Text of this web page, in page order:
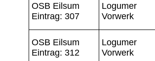
OSB Eilsum
Eintrag: 307
Logumer
Vorwerk
OSB Eilsum
Eintrag: 312
Logumer
Vorwerk